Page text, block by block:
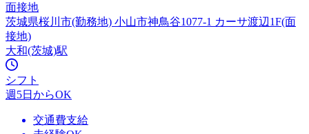
面接地
茨城県桜川市(勤務地) 小山市神鳥谷1077-1 カーサ渡辺1F(面
接地)
大和(茨城)駅
シフト
週5日からOK
交通費支給